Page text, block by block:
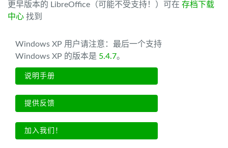
更早版本的 LibreOffice（可能不受支持！）可在 存档下载
中心 找到
Windows XP 用户请注意：最后一个支持
Windows XP 的版本是 5.4.7。
说明手册
提供反馈
加入我们！